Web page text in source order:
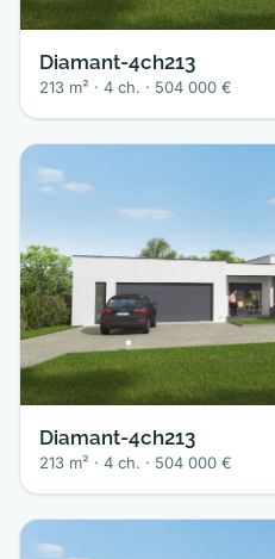
Diamant-4ch213
213 m² · 4 ch. · 504 000 €
Diamant-4ch213
213 m² · 4 ch. · 504 000 €